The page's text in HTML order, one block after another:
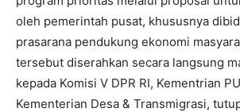
oleh pemerintah pusat, khususnya
prasarana pendukung ekonomi
tersebut diserahkan secara langsung
kepada Komisi V DPR RI, Kementrian
Kementerian Desa & Transmigrasi,